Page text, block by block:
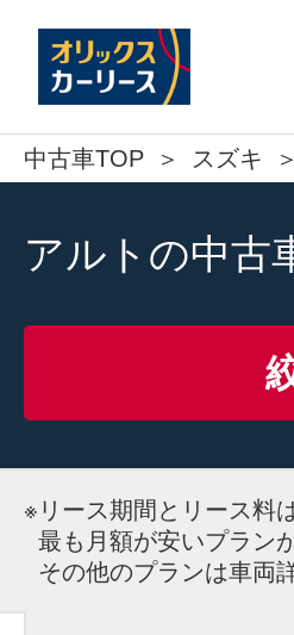
中古車TOP スズキ
アルトの中古
※ リース期間とリース料
最も月額が安いプラン
その他のプランは車両